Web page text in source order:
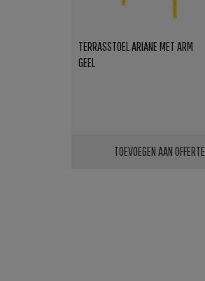
TERRASSTOEL ARIANE MET ARM
GEEL
TOEVOEGEN AAN OFFERTE